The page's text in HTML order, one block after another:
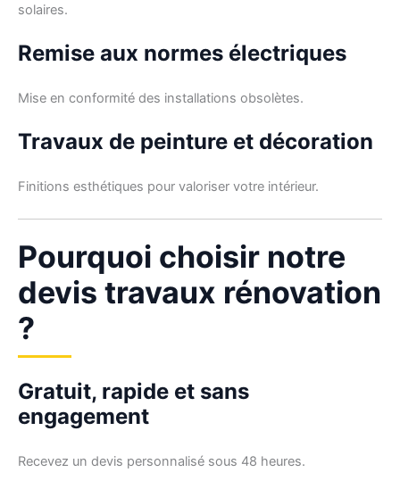
solaires.
Remise aux normes électriques
Mise en conformité des installations obsolètes.
Travaux de peinture et décoration
Finitions esthétiques pour valoriser votre intérieur.
Pourquoi choisir notre
devis travaux rénovation
?
Gratuit, rapide et sans
engagement
Recevez un devis personnalisé sous 48 heures.